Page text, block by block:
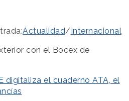
Actualidad/Internacional
con el Bocex de
digitaliza el cuaderno ATA, el